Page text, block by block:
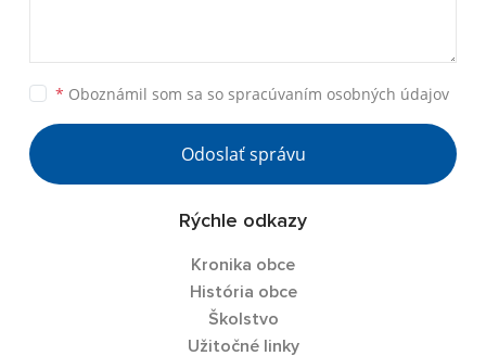
* Oboznámil som sa so spracúvaním osobných údajov
Odoslať správu
Rýchle odkazy
Kronika obce
História obce
Školstvo
Užitočné linky